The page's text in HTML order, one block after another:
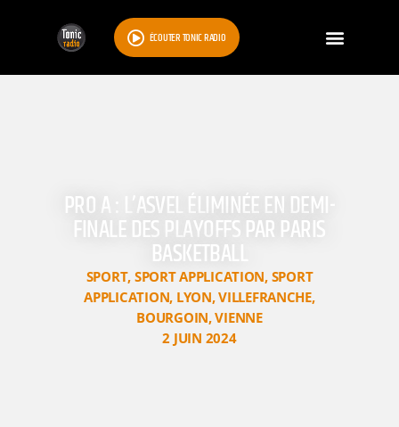
ÉCOUTER TONIC RADIO
PRO A : L’ASVEL ÉLIMINÉE EN DEMI-
FINALE DES PLAYOFFS PAR PARIS
BASKETBALL
SPORT, SPORT APPLICATION, SPORT
APPLICATION, LYON,VILLEFRANCHE,
BOURGOIN,VIENNE
2 JUIN 2024